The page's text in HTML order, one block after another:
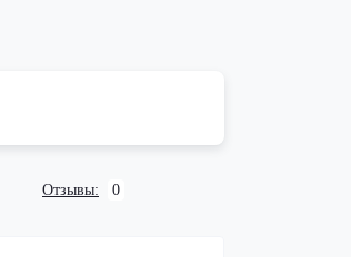
Отзывы: 0